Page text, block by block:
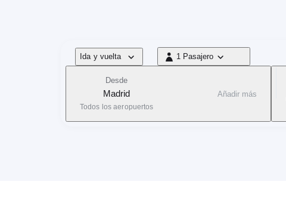
Tipo de vuelo
Ida y vuelta 1 Pasajero
1 Pasajero
Desde
Madrid
Todos los aeropuertos
Añadir más